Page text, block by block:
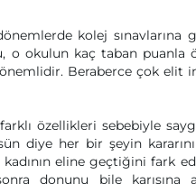
kolej sınavlarına
o okulun kaç taban puanla
önemlidir. Beraberce çok
özellikleri sebebiyle
diye her bir şeyin
eline geçtiğini fark
donunu bile